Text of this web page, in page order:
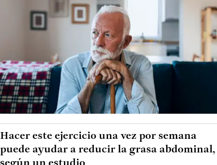
Hacer este ejercicio una vez por semana
puede ayudar a reducir la grasa abdominal,